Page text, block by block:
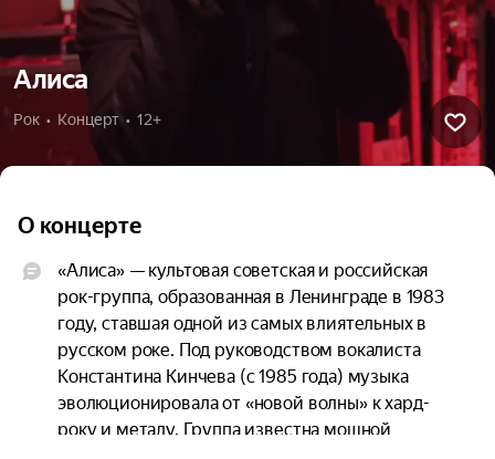
Алиса
Рок  •  Концерт  •  12+
О концерте
«Алиса» — культовая советская и российская
рок-группа, образованная в Ленинграде в 1983
году, ставшая одной из самых влиятельных в
русском роке. Под руководством вокалиста
Константина Кинчева (с 1985 года) музыка
эволюционировала от «новой волны» к хард-
року и металу. Группа известна мощной